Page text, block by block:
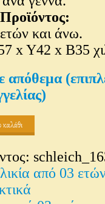
και άνω.
x Y42 x Β35
απόθεμα
από 03